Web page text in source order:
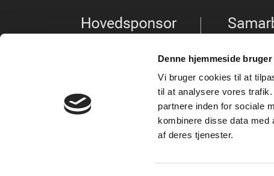
Denne hjemmeside
Vi bruger cookies til at
til at analysere vores
partnere inden for sociale
kombinere disse data med
af deres tjenester.